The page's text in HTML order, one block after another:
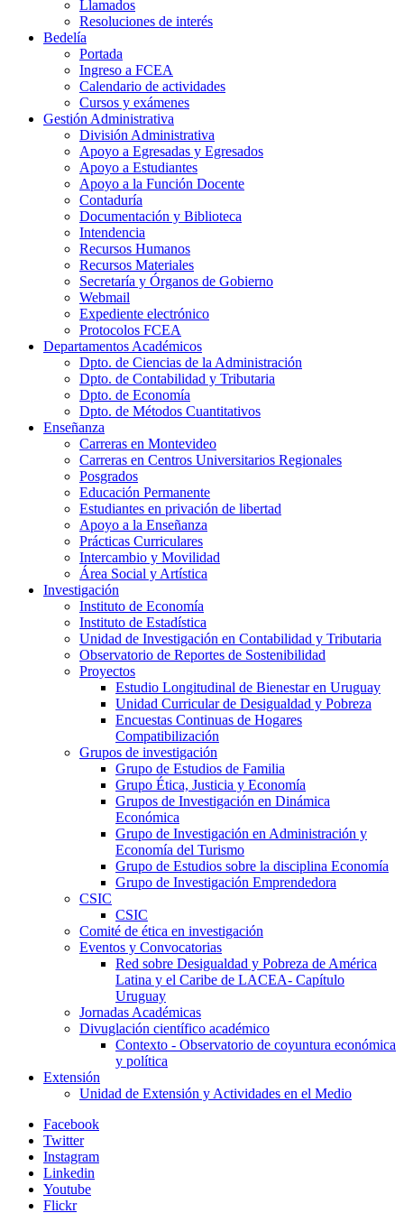
Llamados
Resoluciones de interés
Bedelía
Portada
Ingreso a FCEA
Calendario de actividades
Cursos y exámenes
Gestión Administrativa
División Administrativa
Apoyo a Egresadas y Egresados
Apoyo a Estudiantes
Apoyo a la Función Docente
Contaduría
Documentación y Biblioteca
Intendencia
Recursos Humanos
Recursos Materiales
Secretaría y Órganos de Gobierno
Webmail
Expediente electrónico
Protocolos FCEA
Departamentos Académicos
Dpto. de Ciencias de la Administración
Dpto. de Contabilidad y Tributaria
Dpto. de Economía
Dpto. de Métodos Cuantitativos
Enseñanza
Carreras en Montevideo
Carreras en Centros Universitarios Regionales
Posgrados
Educación Permanente
Estudiantes en privación de libertad
Apoyo a la Enseñanza
Prácticas Curriculares
Intercambio y Movilidad
Área Social y Artística
Investigación
Instituto de Economía
Instituto de Estadística
Unidad de Investigación en Contabilidad y Tributaria
Observatorio de Reportes de Sostenibilidad
Proyectos
Estudio Longitudinal de Bienestar en Uruguay
Unidad Curricular de Desigualdad y Pobreza
Encuestas Continuas de Hogares
Compatibilización
Grupos de investigación
Grupo de Estudios de Familia
Grupo Ética, Justicia y Economía
Grupos de Investigación en Dinámica
Económica
Grupo de Investigación en Administración y
Economía del Turismo
Grupo de Estudios sobre la disciplina Economía
Grupo de Investigación Emprendedora
CSIC
CSIC
Comité de ética en investigación
Eventos y Convocatorias
Red sobre Desigualdad y Pobreza de América
Latina y el Caribe de LACEA- Capítulo
Uruguay
Jornadas Académicas
Divuglación científico académico
Contexto - Observatorio de coyuntura económica
y política
Extensión
Unidad de Extensión y Actividades en el Medio
Facebook
Twitter
Instagram
Linkedin
Youtube
Flickr